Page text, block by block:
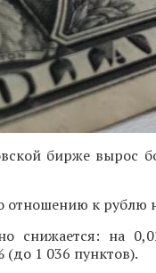
бирже вырос
отношению к рублю
снижается: на
1 036 пунктов).